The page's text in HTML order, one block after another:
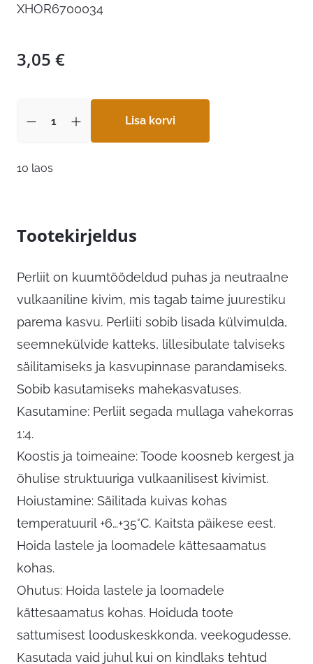
XHOR6700034
3,05 €
Lisa korvi
10 laos
Tootekirjeldus
Perliit on kuumtöödeldud puhas ja neutraalne
vulkaaniline kivim, mis tagab taime juurestiku
parema kasvu. Perliiti sobib lisada külvimulda,
seemnekülvide katteks, lillesibulate talviseks
säilitamiseks ja kasvupinnase parandamiseks.
Sobib kasutamiseks mahekasvatuses.
Kasutamine: Perliit segada mullaga vahekorras
1:4.
Koostis ja toimeaine: Toode koosneb kergest ja
õhulise struktuuriga vulkaanilisest kivimist.
Hoiustamine: Säilitada kuivas kohas
temperatuuril +6…+35°C. Kaitsta päikese eest.
Hoida lastele ja loomadele kättesaamatus
kohas.
Ohutus: Hoida lastele ja loomadele
kättesaamatus kohas. Hoiduda toote
sattumisest looduskeskkonda, veekogudesse.
Kasutada vaid juhul kui on kindlaks tehtud